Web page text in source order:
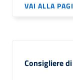
VAI ALLA
Consigliere